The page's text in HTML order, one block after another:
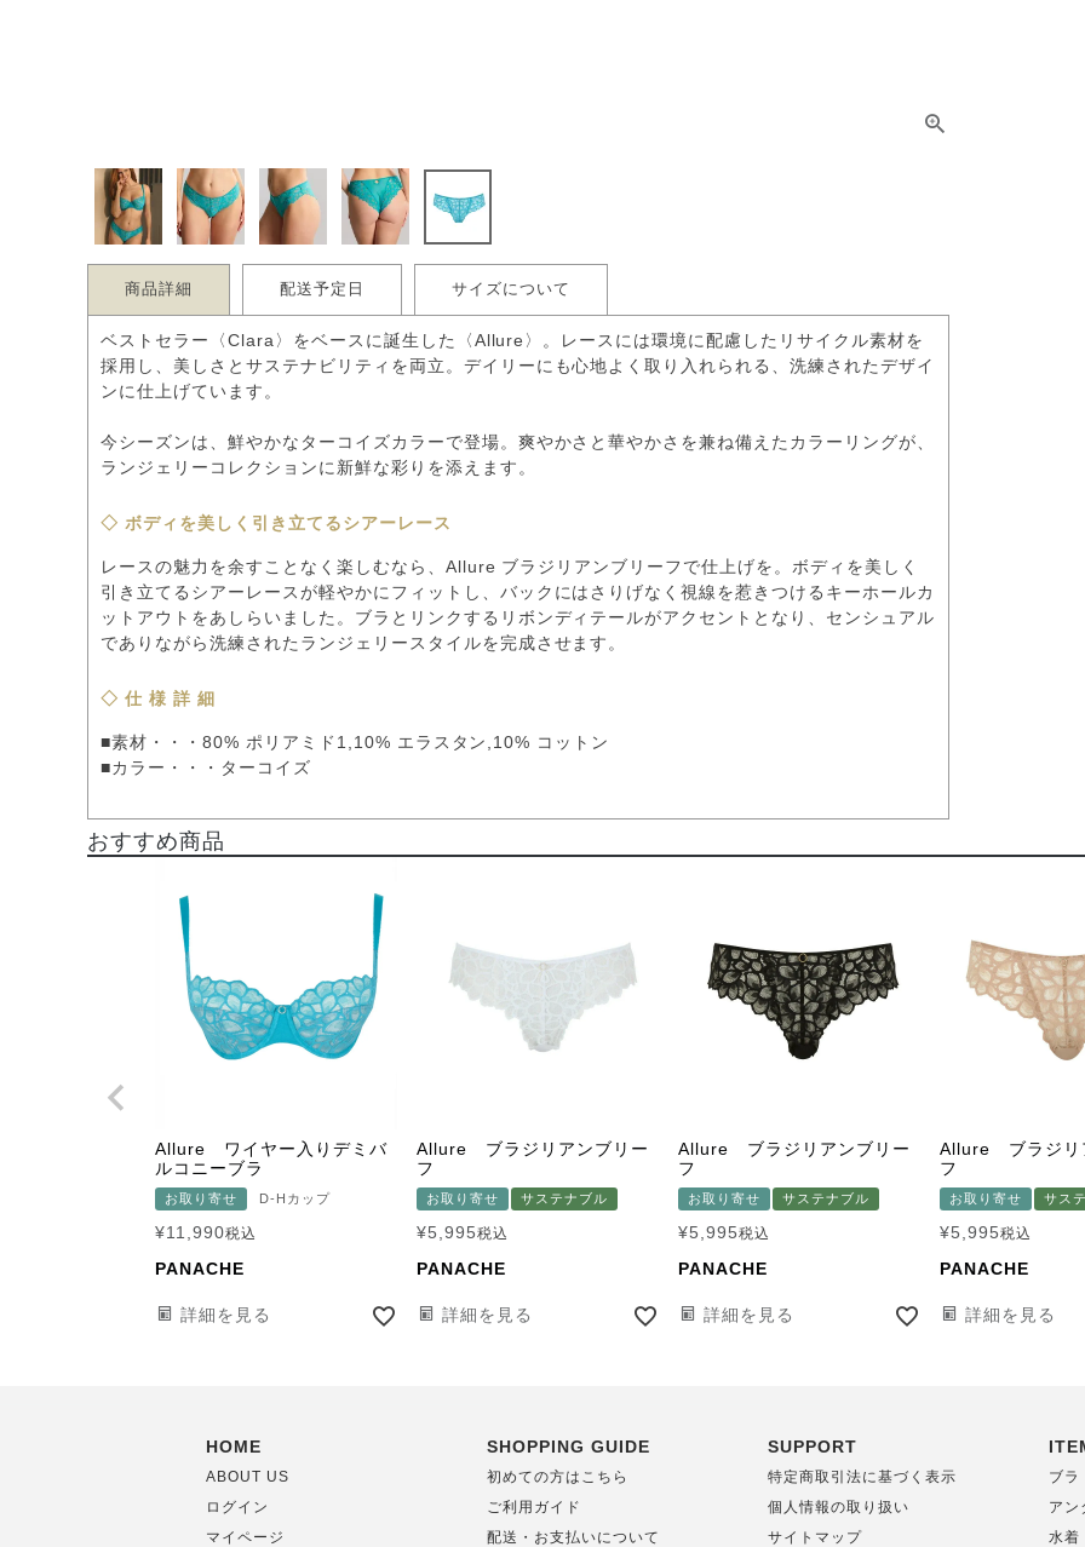
商品詳細 配送予定日 サイズについて
ベストセラー〈Clara〉をベースに誕生した〈Allure〉。レースには環境に配慮したリサイクル素材を
採用し、美しさとサステナビリティを両立。デイリーにも心地よく取り入れられる、洗練されたデザイ
ンに仕上げています。
今シーズンは、鮮やかなターコイズカラーで登場。爽やかさと華やかさを兼ね備えたカラーリングが、
ランジェリーコレクションに新鮮な彩りを添えます。
◇ ボディを美しく引き立てるシアーレース
レースの魅力を余すことなく楽しむなら、Allure ブラジリアンブリーフで仕上げを。ボディを美しく
引き立てるシアーレースが軽やかにフィットし、バックにはさりげなく視線を惹きつけるキーホールカ
ットアウトをあしらいました。ブラとリンクするリボンディテールがアクセントとなり、センシュアル
でありながら洗練されたランジェリースタイルを完成させます。
◇ 仕 様 詳 細
■素材・・・80% ポリアミド1,10% エラスタン,10% コットン
■カラー・・・ターコイズ
おすすめ商品
Allure ワイヤー入りデミバ
ルコニーブラ
お取り寄せ D-Hカップ
¥11,990税込
PANACHE
詳細を見る
Allure ブラジリアンブリー
フ
お取り寄せ サステナブル
¥5,995税込
PANACHE
詳細を見る
Allure ブラジリアンブリー
フ
お取り寄せ サステナブル
¥5,995税込
PANACHE
詳細を見る
Allure ブラジリ
フ
お取り寄せ サス
¥5,995税込
PANACHE
詳細を見る
HOME
ABOUT US
ログイン
マイページ
SHOPPING GUIDE
初めての方はこちら
ご利用ガイド
配送・お支払いについて
SUPPORT
特定商取引法に基づく表示
個人情報の取り扱い
サイトマップ
ブラ
アン
水着